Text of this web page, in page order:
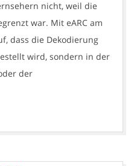
nicht, weil die
war. Mit eARC am
dass die Dekodierung
wird, sondern in der
der